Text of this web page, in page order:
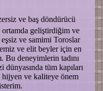
ve baş döndürücü
geliştirdiğim ve
ve samimi Toroslar
ve elit beyler için en
Bu deneyimlerin tadını
tüm kapıları
hijyen ve kaliteye önem